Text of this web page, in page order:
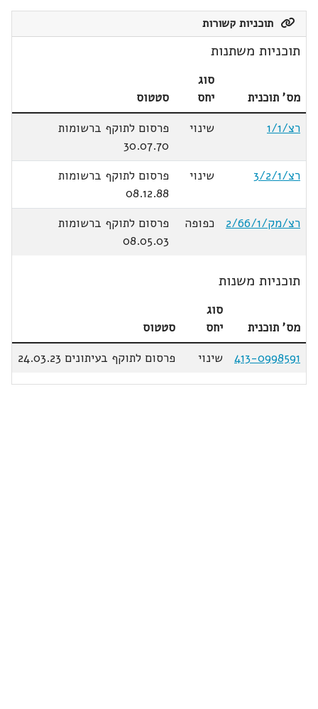
תוכניות קשורות
תוכניות משתנות
מס' תוכנית
סוג
יחס
סטטוס
רצ/1/1
שינוי
פרסום לתוקף ברשומות
30.07.70
רצ/3/2/1
שינוי
פרסום לתוקף ברשומות
08.12.88
רצ/מק/2/66/1
כפופה
פרסום לתוקף ברשומות
08.05.03
תוכניות משנות
מס' תוכנית
סוג
יחס
סטטוס
413-0998591
שינוי פרסום לתוקף בעיתונים 24.03.23